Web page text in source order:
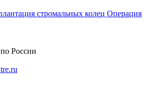
стромальных колец Операция
России